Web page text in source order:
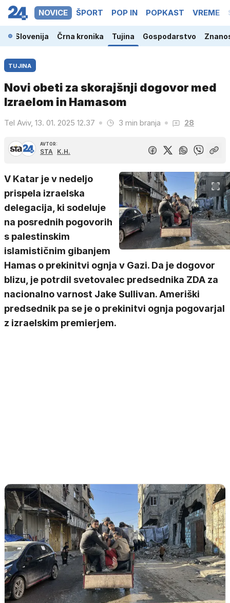
NOVICE ŠPORT POP IN POPKAST VREME
Slovenija Črna kronika Tujina Gospodarstvo
TUJINA
Novi obeti za skorajšnji dogovor med
Izraelom in Hamasom
Tel Aviv, 13. 01. 2025 12.37 3 min branja 28
AVTOR:
STA K.H.
V Katar je v nedeljo
prispela izraelska
delegacija, ki sodeluje
na posrednih pogovorih
s palestinskim
islamističnim gibanjem
Hamas o prekinitvi ognja v Gazi. Da je dogovor
blizu, je potrdil svetovalec predsednika ZDA za
nacionalno varnost Jake Sullivan. Ameriški
predsednik pa se je o prekinitvi ognja pogovarjal
z izraelskim premierjem.